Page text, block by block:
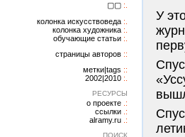
▢▢
колонка искусствоведа
колонка художника
обучающие статьи
страницы авторов
метки|tags
2002|2010
РЕСУРСЫ
о проекте
ссылки
alramy.ru
ПОИСК
У